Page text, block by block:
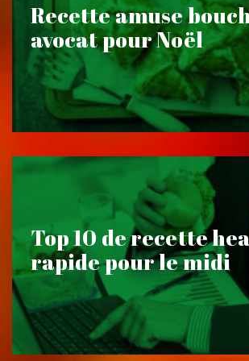
Recette amuse
avocat pour Noël
Top 10 de recette
rapide pour le midi